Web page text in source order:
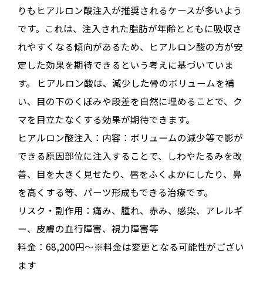
りもヒアルロン酸注入が推奨されるケースが多いよう
です。これは、注入された脂肪が年齢とともに吸収さ
れやすくなる傾向があるため、
ヒアルロン酸の方が安
定した効果を期待できる という考えに基づいていま
す。
ヒアルロン酸は、減少した骨のボリュームを補
い、目の下のくぼみや段差を自然に埋めることで、ク
マを目立たなくする効果が期待できます。
ヒアルロン酸注入： 内容： ボリュームの減少等で影が
できる原因部位に注入することで、しわやたるみを改
善、目を大きく見せたり、唇をふくよかにしたり、鼻
を高くする等、パーツ形成もできる治療です。
リスク・副作用： 痛み、腫れ、赤み、感染、アレルギ
ー、皮膚の血行障害、視力障害等
料金：68,200円～※料金は変更となる可能性がござい
ます